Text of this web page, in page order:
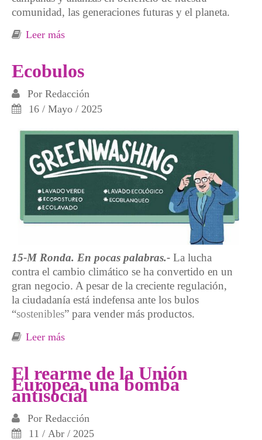
comunidad, las generaciones futuras y el planeta.
Leer más
Ecobulos
Por Redacción
16 / Mayo / 2025
15-M Ronda. En pocas palabras.- La lucha
contra el cambio climático se ha convertido en un
gran negocio. A pesar de la creciente regulación,
la ciudadanía está indefensa ante los bulos
“sostenibles” para vender más productos.
Leer más
El rearme de la Unión
Europea, una bomba
antisocial
Por Redacción
11 / Abr / 2025